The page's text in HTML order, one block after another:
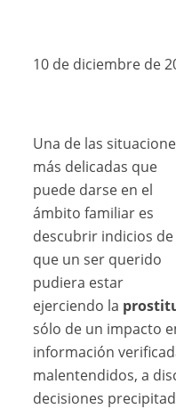
10 de diciembre de
Una de las
más delicadas que
puede darse en el
ámbito familiar es
descubrir indicios de
que un ser querido
pudiera estar
ejerciendo la
sólo de un impacto
información
malentendidos, a
decisiones